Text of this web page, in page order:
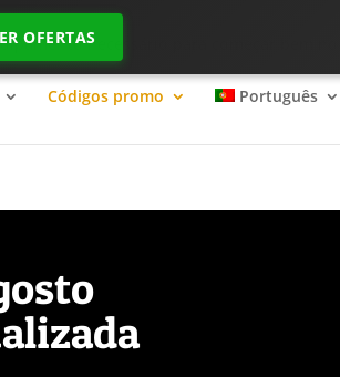
OFERTASnecessário para começar bem no ?
Códigos promo Português